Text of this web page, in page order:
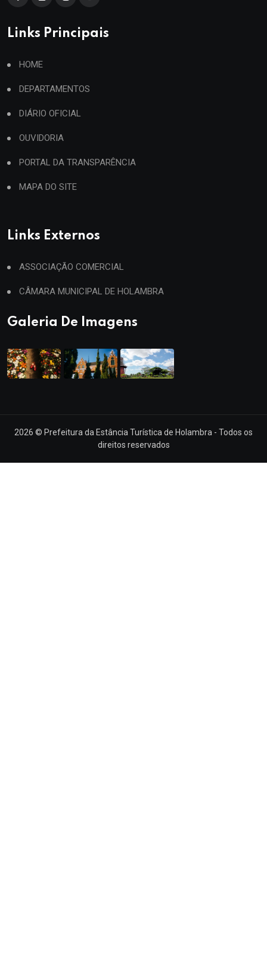
Links Principais
HOME
DEPARTAMENTOS
DIÁRIO OFICIAL
OUVIDORIA
PORTAL DA TRANSPARÊNCIA
MAPA DO SITE
Links Externos
ASSOCIAÇÃO COMERCIAL
CÂMARA MUNICIPAL DE HOLAMBRA
Galeria De Imagens
2026 © Prefeitura da Estância Turística de Holambra - Todos os
direitos reservados